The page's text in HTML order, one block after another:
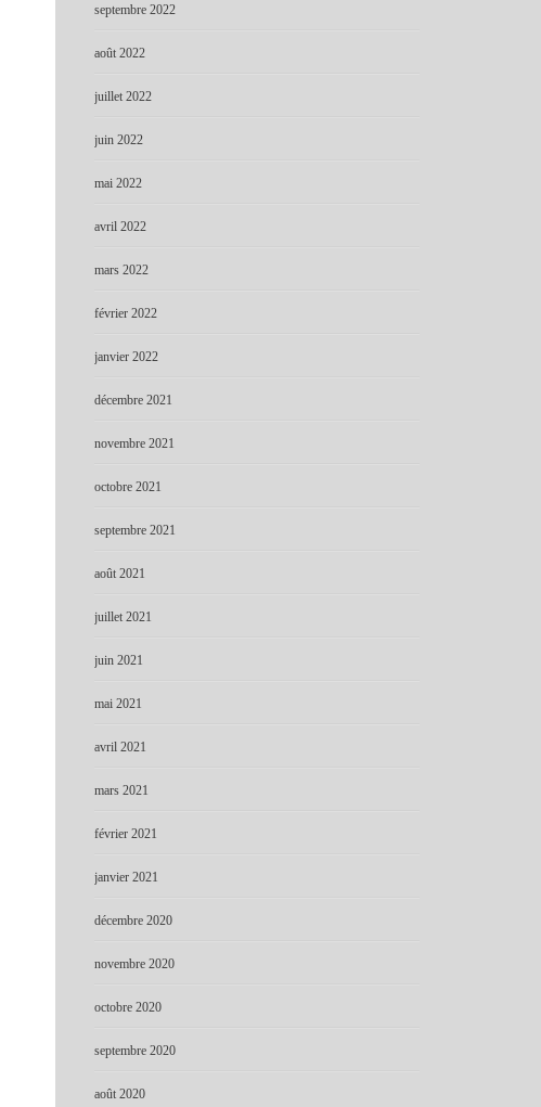
septembre 2022
août 2022
juillet 2022
juin 2022
mai 2022
avril 2022
mars 2022
février 2022
janvier 2022
décembre 2021
novembre 2021
octobre 2021
septembre 2021
août 2021
juillet 2021
juin 2021
mai 2021
avril 2021
mars 2021
février 2021
janvier 2021
décembre 2020
novembre 2020
octobre 2020
septembre 2020
août 2020